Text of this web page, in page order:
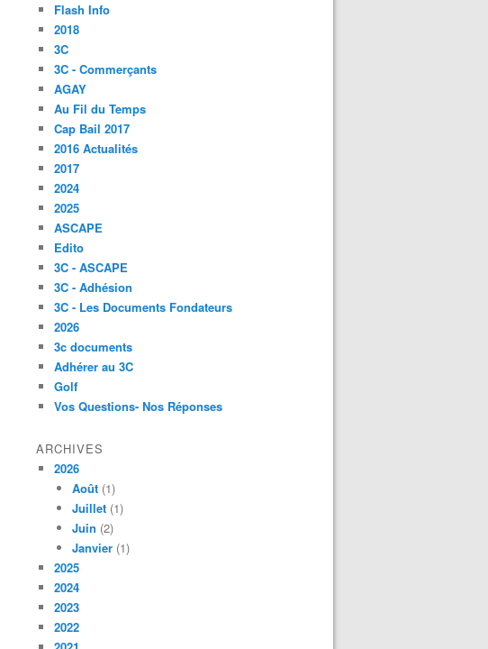
Flash Info
2018
3C
3C - Commerçants
AGAY
Au Fil du Temps
Cap Bail 2017
2016 Actualités
2017
2024
2025
ASCAPE
Edito
3C - ASCAPE
3C - Adhésion
3C - Les Documents Fondateurs
2026
3c documents
Adhérer au 3C
Golf
Vos Questions- Nos Réponses
ARCHIVES
2026
Août (1)
Juillet (1)
Juin (2)
Janvier (1)
2025
2024
2023
2022